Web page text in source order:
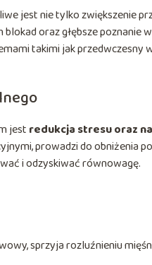
jest nie tylko zwiększenie
oraz głębsze poznanie
takimi jak przedwczesny
jest redukcja stresu oraz
prowadzi do obniżenia
i odzyskiwać równowagę.
sprzyja rozluźnieniu